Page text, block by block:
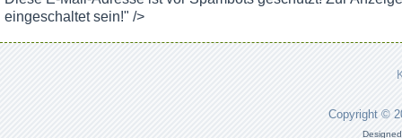
eingeschaltet sein!" />
Copyright ©